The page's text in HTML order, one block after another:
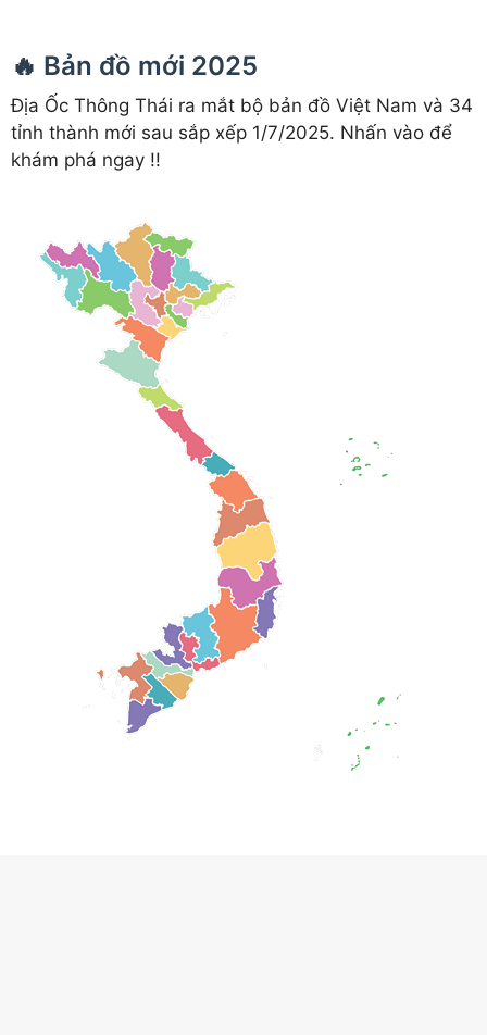
🔥 Bản đồ mới 2025
Địa Ốc Thông Thái ra mắt bộ bản đồ Việt Nam và 34
tỉnh thành mới sau sắp xếp 1/7/2025. Nhấn vào để
khám phá ngay !!